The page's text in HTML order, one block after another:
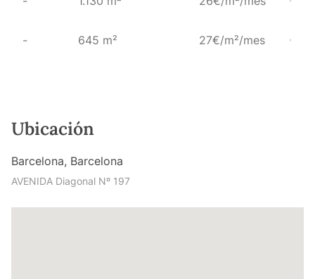
- 645 m² 27€/m²/mes
Ubicación
Barcelona, Barcelona
AVENIDA Diagonal Nº 197